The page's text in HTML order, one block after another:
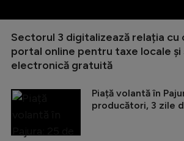
Sectorul 3 digitalizează relația cu
portal online pentru taxe locale și
electronică gratuită
Piață volantă în
producători, 3 zile